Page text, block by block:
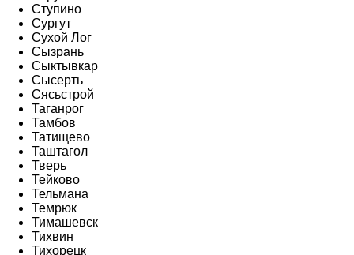
Ступино
Сургут
Сухой Лог
Сызрань
Сыктывкар
Сысерть
Сясьстрой
Таганрог
Тамбов
Татищево
Таштагол
Тверь
Тейково
Тельмана
Темрюк
Тимашевск
Тихвин
Тихорецк